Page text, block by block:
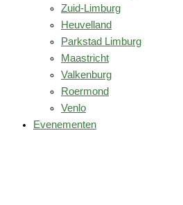
Zuid-Limburg
Heuvelland
Parkstad Limburg
Maastricht
Valkenburg
Roermond
Venlo
Evenementen